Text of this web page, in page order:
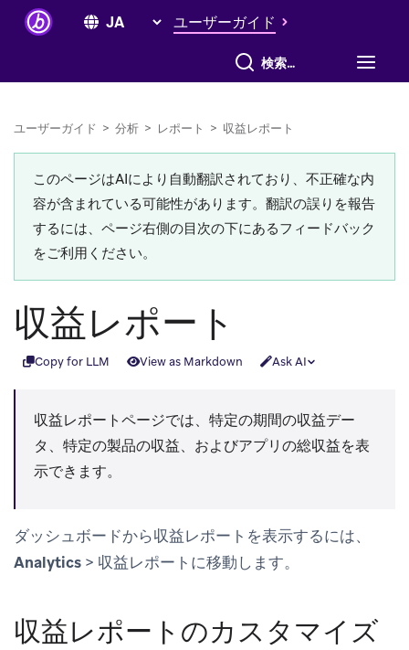
ユーザーガイド
すべて検索
ユーザーガイド > 分析 > レポート > 収益レポート
このページはAIにより自動翻訳されており、不正確な内
容が含まれている可能性があります。翻訳の誤りを報告
するには、ページ右側の目次の下にあるフィードバック
をご利用ください。
収益レポート
Copy for LLM View as Markdown Ask AI
収益レポートページでは、特定の期間の収益デー
タ、特定の製品の収益、およびアプリの総収益を表
示できます。
ダッシュボードから収益レポートを表示するには、
Analytics > 収益レポート に移動します。
収益レポートのカスタマイズ